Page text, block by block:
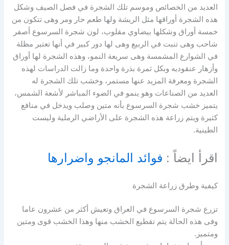
العديد من الخصائص وموسم تلك الشجرة في فصل الصيف وشكل
هذه الشجرة أوراقها مثل الريشة ولها طعم حار ومر وهى تتكون من
خمسة أوراق وشكلها بيضاوي مقلوب، لون شجرة السرسوع أصفر
شاحب وهى تنبت في الربيع وهى لها دور كبير في أنها تعتبر مظلة
في الشوارع المشمسة وهى سريعة النمو، وهذه الشجرة لها أوراق
وأزهار عنقوديه وبكل ثمرة بذرة واحدة وما زالت الدراسات لهذه
الشجرة ومعرفة المزيد عنها مستمر، وخشب تلك الشجرة له
العديد من الصناعات وهو ينمو في الضوء المباشر لأشعة الشمس،
يتميز خشب شجرة السرسوع بأنه متين وصلب ويدخل في منافع
كثيرة ويتم زراعة هذه الشجرة على الأراضي الرملية وليست
الطينية.
اقرأ ايضاً : فوائد المانجو واضرارها
كيفية وطرق زراعة الشجرة
تزرع شجرة السرسوع في العراق وتعيش أكثر من عشرون عاما
وفى هذه الحالة يتم تقطيع الخشب منها وهذا الخشب قوى ومتين
ومتميز.